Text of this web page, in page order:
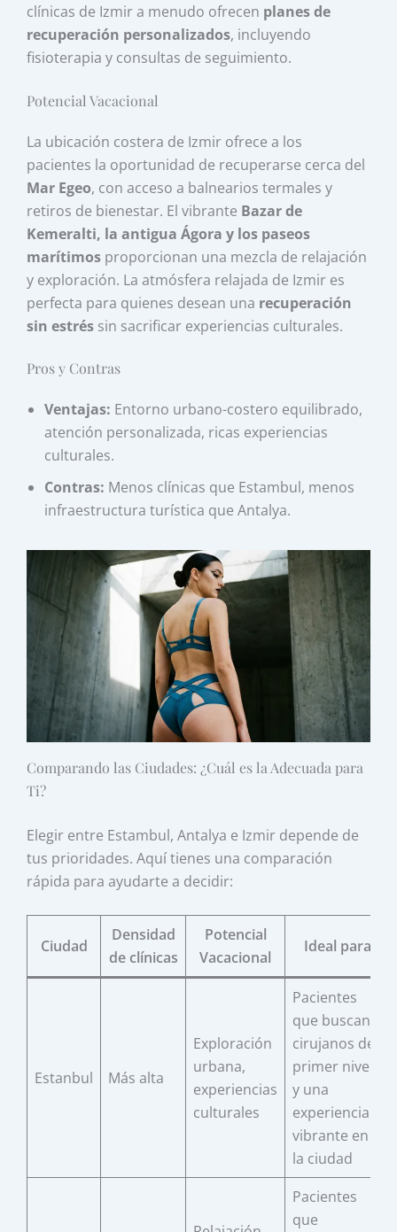
clínicas de Izmir a menudo ofrecen planes de
recuperación personalizados, incluyendo
fisioterapia y consultas de seguimiento.
Potencial Vacacional
La ubicación costera de Izmir ofrece a los
pacientes la oportunidad de recuperarse cerca del
Mar Egeo, con acceso a balnearios termales y
retiros de bienestar. El vibrante Bazar de
Kemeralti, la antigua Ágora y los paseos
marítimos proporcionan una mezcla de relajación
y exploración. La atmósfera relajada de Izmir es
perfecta para quienes desean una recuperación
sin estrés sin sacrificar experiencias culturales.
Pros y Contras
Ventajas: Entorno urbano-costero equilibrado,
atención personalizada, ricas experiencias
culturales.
Contras: Menos clínicas que Estambul, menos
infraestructura turística que Antalya.
Comparando las Ciudades: ¿Cuál es la Adecuada para
Ti?
Elegir entre Estambul, Antalya e Izmir depende de
tus prioridades. Aquí tienes una comparación
rápida para ayudarte a decidir:
Ciudad
Densidad
de clínicas
Potencial
Vacacional
Ideal para
Estanbul Más alta
Exploración
urbana,
experiencias
culturales
Pacientes
que buscan
cirujanos de
primer nivel
y una
experiencia
vibrante en
la ciudad
Pacientes
que